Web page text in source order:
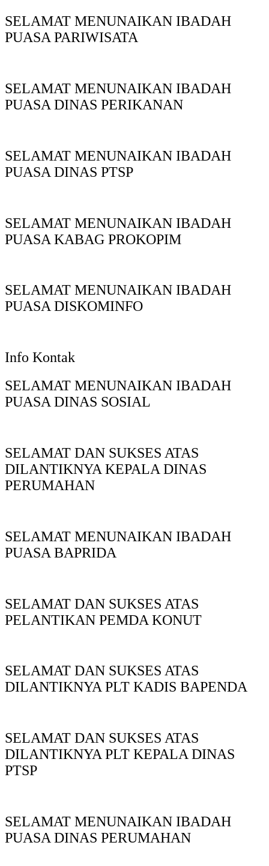
SELAMAT MENUNAIKAN IBADAH
PUASA PARIWISATA
SELAMAT MENUNAIKAN IBADAH
PUASA DINAS PERIKANAN
SELAMAT MENUNAIKAN IBADAH
PUASA DINAS PTSP
SELAMAT MENUNAIKAN IBADAH
PUASA KABAG PROKOPIM
SELAMAT MENUNAIKAN IBADAH
PUASA DISKOMINFO
Info Kontak
SELAMAT MENUNAIKAN IBADAH
PUASA DINAS SOSIAL
SELAMAT DAN SUKSES ATAS
DILANTIKNYA KEPALA DINAS
PERUMAHAN
SELAMAT MENUNAIKAN IBADAH
PUASA BAPRIDA
SELAMAT DAN SUKSES ATAS
PELANTIKAN PEMDA KONUT
SELAMAT DAN SUKSES ATAS
DILANTIKNYA PLT KADIS BAPENDA
SELAMAT DAN SUKSES ATAS
DILANTIKNYA PLT KEPALA DINAS
PTSP
SELAMAT MENUNAIKAN IBADAH
PUASA DINAS PERUMAHAN